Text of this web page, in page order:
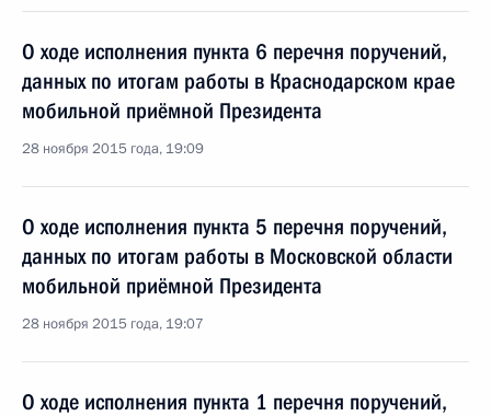
О ходе исполнения пункта 6 перечня поручений,
данных по итогам работы в Краснодарском крае
мобильной приёмной Президента
28 ноября 2015 года, 19:09
О ходе исполнения пункта 5 перечня поручений,
данных по итогам работы в Московской области
мобильной приёмной Президента
28 ноября 2015 года, 19:07
О ходе исполнения пункта 1 перечня поручений,